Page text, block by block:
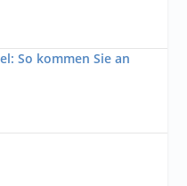
So kommen Sie an